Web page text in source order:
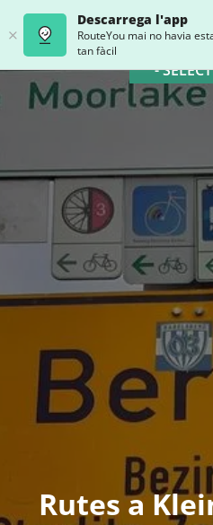
Descarrega l'app
RouteYou mai no havia
tan fàcil
-
Rutes a